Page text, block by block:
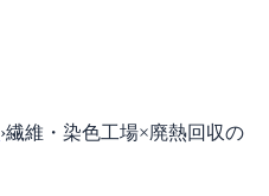
›繊維・染色工場×廃熱回収の